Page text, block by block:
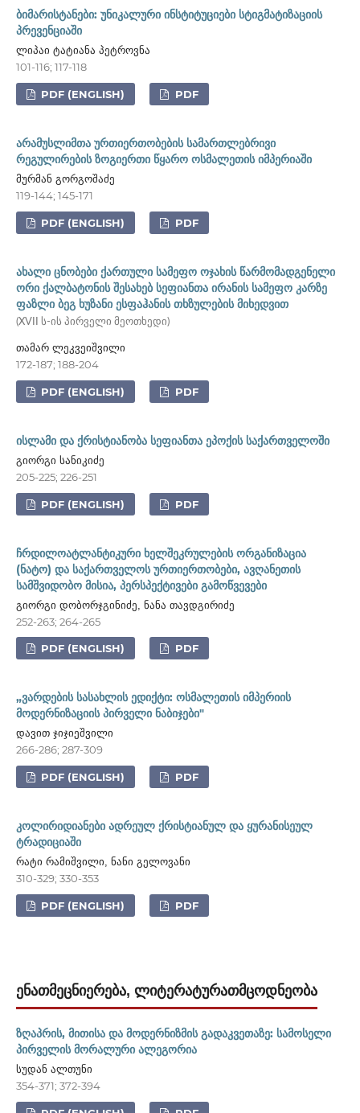
ბიმარისტანები: უნიკალური ინსტიტუციები სტიგმატიზაციის
პრევენციაში
ლიპაი ტატიანა პეტროვნა
101-116; 117-118
PDF (ENGLISH) PDF
არამუსლიმთა ურთიერთობების სამართლებრივი
რეგულირების ზოგიერთი წყარო ოსმალეთის იმპერიაში
მურმან გორგოშაძე
119-144; 145-171
PDF (ENGLISH) PDF
ახალი ცნობები ქართული სამეფო ოჯახის წარმომადგენელი
ორი ქალბატონის შესახებ სეფიანთა ირანის სამეფო კარზე
ფაზლი ბეგ ხუზანი ესფაჰანის თხზულების მიხედვით
(XVII ს-ის პირველი მეოთხედი)
თამარ ლეკვეიშვილი
172-187; 188-204
PDF (ENGLISH) PDF
ისლამი და ქრისტიანობა სეფიანთა ეპოქის საქართველოში
გიორგი სანიკიძე
205-225; 226-251
PDF (ENGLISH) PDF
ჩრდილოატლანტიკური ხელშეკრულების ორგანიზაცია
(ნატო) და საქართველოს ურთიერთობები, ავღანეთის
სამშვიდობო მისია, პერსპექტივები გამოწვევები
გიორგი დობორჯგინიძე, ნანა თავდგირიძე
252-263; 264-265
PDF (ENGLISH) PDF
„ვარდების სასახლის ედიქტი: ოსმალეთის იმპერიის
მოდერნიზაციის პირველი ნაბიჯები"
დავით ჯიჯიეშვილი
266-286; 287-309
PDF (ENGLISH) PDF
კოლირიდიანები ადრეულ ქრისტიანულ და ყურანისეულ
ტრადიციაში
რატი რამიშვილი, ნანი გელოვანი
310-329; 330-353
PDF (ENGLISH) PDF
ᲔᲜᲐᲗᲛᲔᲪᲜᲘᲔᲠᲔᲑᲐ, ᲚᲘᲢᲔᲠᲐᲢᲣᲠᲐᲗᲛᲪᲝᲓᲜᲔᲝᲑᲐ
ზღაპრის, მითისა და მოდერნიზმის გადაკვეთაზე: სამოსელი
პირველის მორალური ალეგორია
სუდან ალთუნი
354-371; 372-394